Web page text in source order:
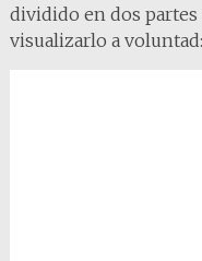
dividido en dos partes
visualizarlo a voluntad: